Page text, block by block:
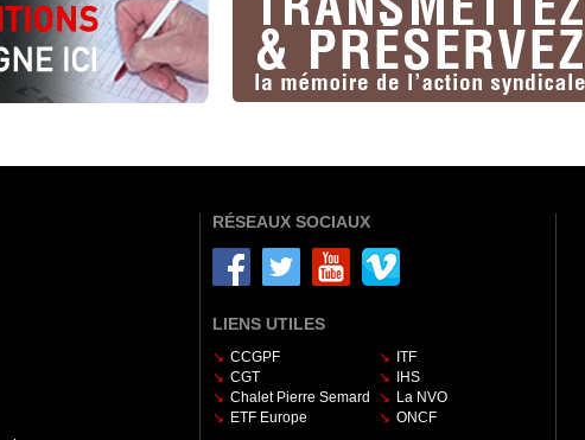
RÉSEAUX SOCIAUX
LIENS UTILES
CCGPF
CGT
Chalet Pierre Semard
ETF Europe
ITF
IHS
La NVO
ONCF